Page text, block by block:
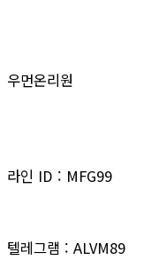
우먼온리원
라인 ID : MFG99
텔레그램 : ALVM89